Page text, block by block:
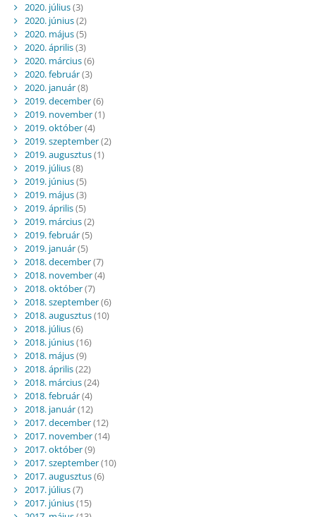
2020. július(3)
2020. június(2)
2020. május(5)
2020. április(3)
2020. március(6)
2020. február(3)
2020. január(8)
2019. december(6)
2019. november(1)
2019. október(4)
2019. szeptember(2)
2019. augusztus(1)
2019. július(8)
2019. június(5)
2019. május(3)
2019. április(5)
2019. március(2)
2019. február(5)
2019. január(5)
2018. december(7)
2018. november(4)
2018. október(7)
2018. szeptember(6)
2018. augusztus(10)
2018. július(6)
2018. június(16)
2018. május(9)
2018. április(22)
2018. március(24)
2018. február(4)
2018. január(12)
2017. december(12)
2017. november(14)
2017. október(9)
2017. szeptember(10)
2017. augusztus(6)
2017. július(7)
2017. június(15)